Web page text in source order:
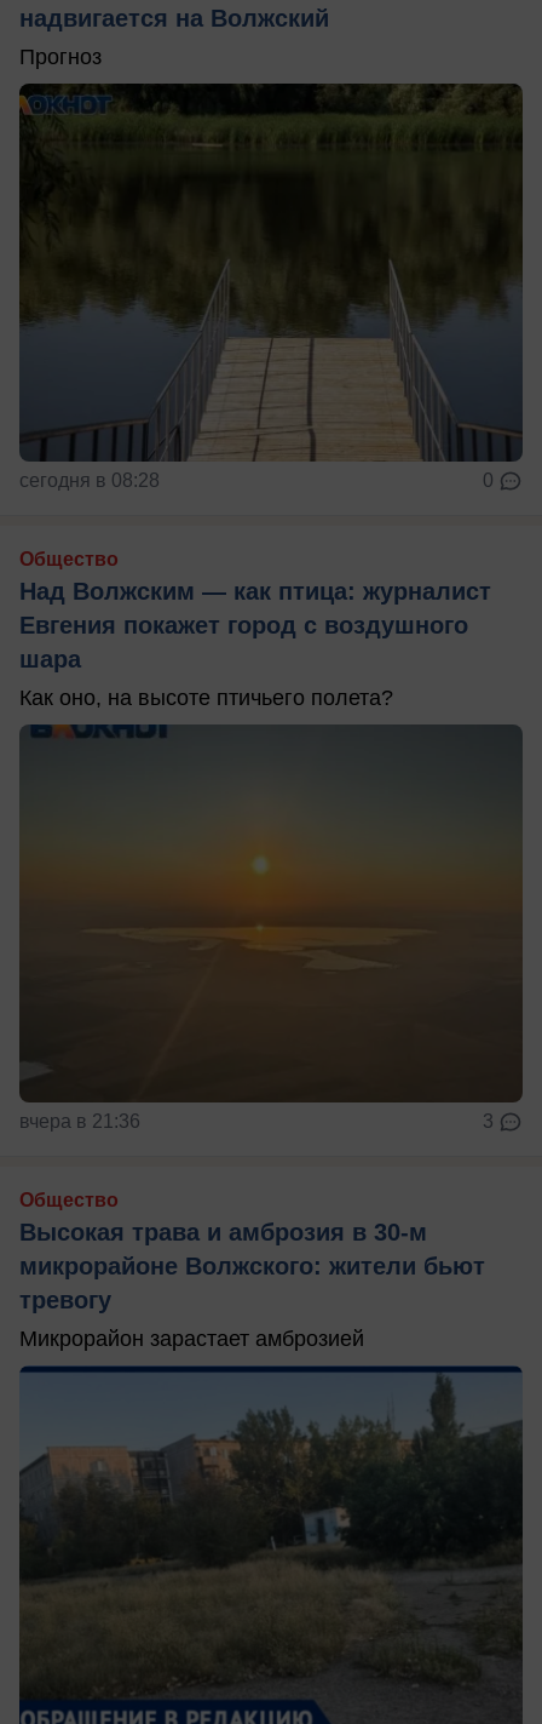
надвигается на Волжский
Прогноз
сегодня в 08:28 0
Общество
Над Волжским — как птица: журналист
Евгения покажет город с воздушного
шара
Как оно, на высоте птичьего полета?
вчера в 21:36 3
Общество
Высокая трава и амброзия в 30‑м
микрорайоне Волжского: жители бьют
тревогу
Микрорайон зарастает амброзией